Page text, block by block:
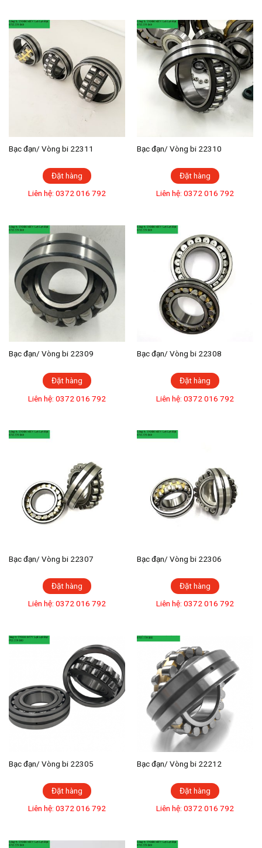
Bạc đạn/ Vòng bi 22311
Đặt hàng
Liên hệ: 0372 016 792
Bạc đạn/ Vòng bi 22310
Đặt hàng
Liên hệ: 0372 016 792
Bạc đạn/ Vòng bi 22309
Đặt hàng
Liên hệ: 0372 016 792
Bạc đạn/ Vòng bi 22308
Đặt hàng
Liên hệ: 0372 016 792
Bạc đạn/ Vòng bi 22307
Đặt hàng
Liên hệ: 0372 016 792
Bạc đạn/ Vòng bi 22306
Đặt hàng
Liên hệ: 0372 016 792
Bạc đạn/ Vòng bi 22305
Đặt hàng
Liên hệ: 0372 016 792
Bạc đạn/ Vòng bi 22212
Đặt hàng
Liên hệ: 0372 016 792